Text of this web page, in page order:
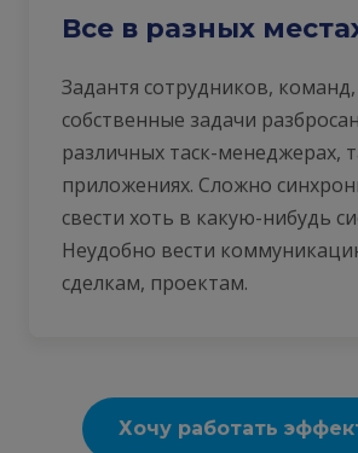
Все в разных
Задантя сотрудников,
собственные задачи
различных таск-менеджерах,
приложениях. Сложно
свести хоть в какую-нибудь
Неудобно вести
сделкам, проектам.
Хочу работать